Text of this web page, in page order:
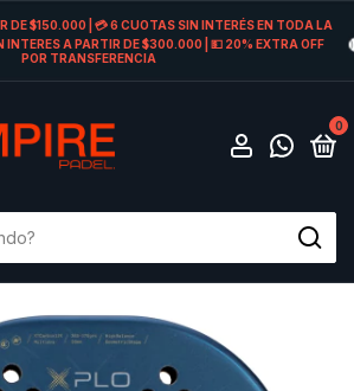
DE $150.000 | 💳 6 CUOTAS SIN INTERÉS EN TODA LA
INTERES A PARTIR DE $300.000 | 💵 20% EXTRA OFF
POR TRANSFERENCIA
0